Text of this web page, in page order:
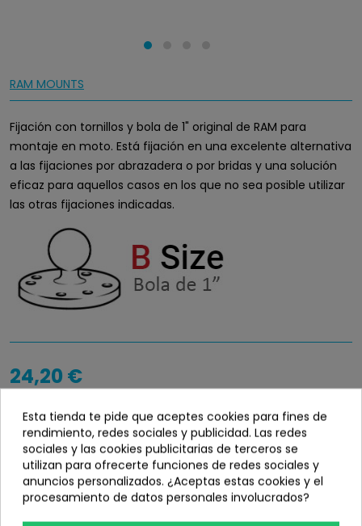
RAM MOUNTS
Fijación con tornillos y bola de 1" original de RAM para
montaje en moto. Está fijación en una excelente alternativa
a las fijaciones por abrazadera o por bridas y una solución
eficaz para aquellos casos en los que no sea posible utilizar
las otras fijaciones indicadas.
24,20 €
info_outlineDisponibilidad
En stock
Esta tienda te pide que aceptes cookies para fines de
rendimiento, redes sociales y publicidad. Las redes
sociales y las cookies publicitarias de terceros se
utilizan para ofrecerte funciones de redes sociales y
anuncios personalizados. ¿Aceptas estas cookies y el
procesamiento de datos personales involucrados?